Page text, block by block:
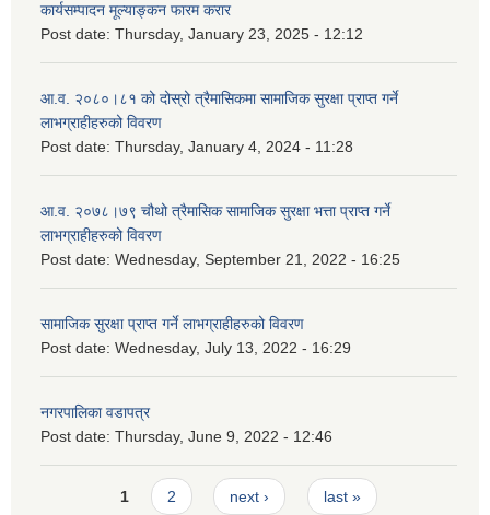
कार्यसम्पादन मूल्याङ्कन फारम करार
Post date: Thursday, January 23, 2025 - 12:12
आ.व. २०८०।८१ को दोस्रो त्रैमासिकमा सामाजिक सुरक्षा प्राप्त गर्ने
लाभग्राहीहरुको विवरण
Post date: Thursday, January 4, 2024 - 11:28
आ.व. २०७८।७९ चौथो त्रैमासिक सामाजिक सुरक्षा भत्ता प्राप्त गर्ने
लाभग्राहीहरुको विवरण
Post date: Wednesday, September 21, 2022 - 16:25
सामाजिक सुरक्षा प्राप्त गर्ने लाभग्राहीहरुको विवरण
Post date: Wednesday, July 13, 2022 - 16:29
नगरपालिका वडापत्र
Post date: Thursday, June 9, 2022 - 12:46
Pages1 2 next › last »